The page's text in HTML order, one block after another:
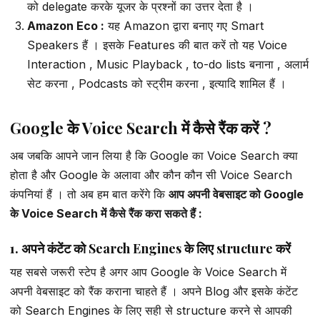
को delegate करके यूजर के प्रश्नों का उत्तर देता है ।
Amazon Eco : यह Amazon द्वारा बनाए गए Smart
Speakers हैं । इसके Features की बात करें तो यह Voice
Interaction , Music Playback , to-do lists बनाना , अलार्म
सेट करना , Podcasts को स्ट्रीम करना , इत्यादि शामिल हैं ।
Google के Voice Search में कैसे रैंक करें ?
अब जबकि आपने जान लिया है कि Google का Voice Search क्या
होता है और Google के अलावा और कौन कौन सी Voice Search
कंपनियां हैं । तो अब हम बात करेंगे कि आप अपनी वेबसाइट को Google
के Voice Search में कैसे रैंक करा सकते हैं :
1. अपने कंटेंट को Search Engines के लिए structure करें
यह सबसे जरूरी स्टेप है अगर आप Google के Voice Search में
अपनी वेबसाइट को रैंक कराना चाहते हैं । अपने Blog और इसके कंटेंट
को Search Engines के लिए सही से structure करने से आपकी